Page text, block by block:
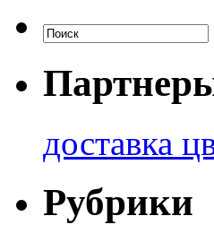
доставка
Рубрики